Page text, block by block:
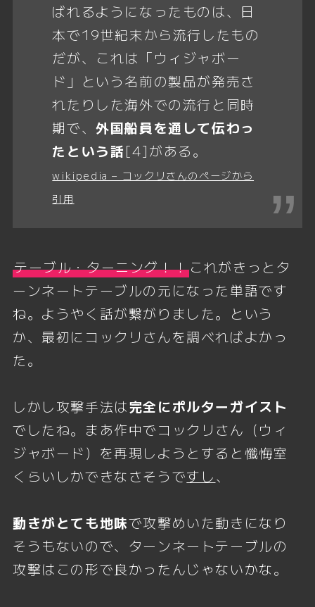
ばれるようになったものは、日
本で19世紀末から流行したもの
だが、これは「ウィジャボー
ド」という名前の製品が発売さ
れたりした海外での流行と同時
期で、外国船員を通して伝わっ
たという話[4]がある。
wikipedia – コックリさんのページから
引用
テーブル・ターニング！！これがきっとタ
ーンネートテーブルの元になった単語です
ね。ようやく話が繋がりました。という
か、最初にコックリさんを調べればよかっ
た。
しかし攻撃手法は完全にポルターガイスト
でしたね。まあ作中でコックリさん（ウィ
ジャボード）を再現しようとすると懺悔室
くらいしかできなさそうですし、
動きがとても地味で攻撃めいた動きになり
そうもないので、ターンネートテーブルの
攻撃はこの形で良かったんじゃないかな。